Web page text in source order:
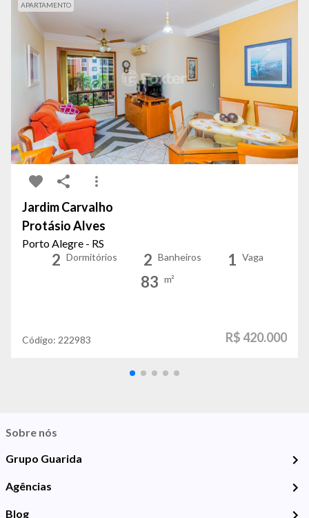
APARTAMENTO
Jardim Carvalho
Protásio Alves
Porto Alegre - RS
2 Dormitórios 2 Banheiros 1 Vaga
83 m²
Código: 222983 R$ 420.000
Sobre nós
Grupo Guarida
Agências
Blog